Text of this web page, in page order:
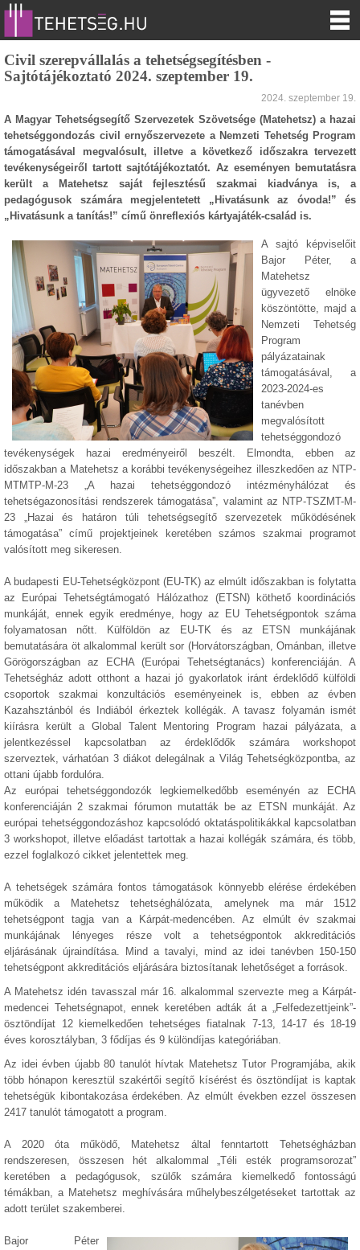
Civil szerepvállalás a tehetségsegítésben -
Sajtótájékoztató 2024. szeptember 19.
2024. szeptember 19.
A Magyar Tehetségsegítő Szervezetek Szövetsége (Matehetsz) a hazai
tehetséggondozás civil ernyőszervezete a Nemzeti Tehetség Program
támogatásával megvalósult, illetve a következő időszakra tervezett
tevékenységeiről tartott sajtótájékoztatót. Az eseményen bemutatásra
került a Matehetsz saját fejlesztésű szakmai kiadványa is, a
pedagógusok számára megjelentetett „Hivatásunk az óvoda!” és
„Hivatásunk a tanítás!” című önreflexiós kártyajáték-család is.
A sajtó képviselőit
Bajor Péter, a
Matehetsz
ügyvezető elnöke
köszöntötte, majd a
Nemzeti Tehetség
Program
pályázatainak
támogatásával, a
2023-2024-es
tanévben
megvalósított
tehetséggondozó
tevékenységek hazai eredményeiről beszélt. Elmondta, ebben az
időszakban a Matehetsz a korábbi tevékenységeihez illeszkedően az NTP-
MTMTP-M-23 „A hazai tehetséggondozó intézményhálózat és
tehetségazonosítási rendszerek támogatása”, valamint az NTP-TSZMT-M-
23 „Hazai és határon túli tehetségsegítő szervezetek működésének
támogatása” című projektjeinek keretében számos szakmai programot
valósított meg sikeresen.
A budapesti EU-Tehetségközpont (EU-TK) az elmúlt időszakban is folytatta
az Európai Tehetségtámogató Hálózathoz (ETSN) köthető koordinációs
munkáját, ennek egyik eredménye, hogy az EU Tehetségpontok száma
folyamatosan nőtt. Külföldön az EU-TK és az ETSN munkájának
bemutatására öt alkalommal került sor (Horvátországban, Ománban, illetve
Görögországban az ECHA (Európai Tehetségtanács) konferenciáján. A
Tehetségház adott otthont a hazai jó gyakorlatok iránt érdeklődő külföldi
csoportok szakmai konzultációs eseményeinek is, ebben az évben
Kazahsztánból és Indiából érkeztek kollégák. A tavasz folyamán ismét
kiírásra került a Global Talent Mentoring Program hazai pályázata, a
jelentkezéssel kapcsolatban az érdeklődők számára workshopot
szerveztek, várhatóan 3 diákot delegálnak a Világ Tehetségközpontba, az
ottani újabb fordulóra.
Az európai tehetséggondozók legkiemelkedőbb eseményén az ECHA
konferenciáján 2 szakmai fórumon mutatták be az ETSN munkáját. Az
európai tehetséggondozáshoz kapcsolódó oktatáspolitikákkal kapcsolatban
3 workshopot, illetve előadást tartottak a hazai kollégák számára, és több,
ezzel foglalkozó cikket jelentettek meg.
A tehetségek számára fontos támogatások könnyebb elérése érdekében
működik a Matehetsz tehetséghálózata, amelynek ma már 1512
tehetségpont tagja van a Kárpát-medencében. Az elmúlt év szakmai
munkájának lényeges része volt a tehetségpontok akkreditációs
eljárásának újraindítása. Mind a tavalyi, mind az idei tanévben 150-150
tehetségpont akkreditációs eljárására biztosítanak lehetőséget a források.
A Matehetsz idén tavasszal már 16. alkalommal szervezte meg a Kárpát-
medencei Tehetségnapot, ennek keretében adták át a „Felfedezettjeink”-
ösztöndíjat 12 kiemelkedően tehetséges fiatalnak 7-13, 14-17 és 18-19
éves korosztályban, 3 fődíjas és 9 különdíjas kategóriában.
Az idei évben újabb 80 tanulót hívtak Matehetsz Tutor Programjába, akik
több hónapon keresztül szakértői segítő kísérést és ösztöndíjat is kaptak
tehetségük kibontakozása érdekében. Az elmúlt években ezzel összesen
2417 tanulót támogatott a program.
A 2020 óta működő, Matehetsz által fenntartott Tehetségházban
rendszeresen, összesen hét alkalommal „Téli esték programsorozat”
keretében a pedagógusok, szülők számára kiemelkedő fontosságú
témákban, a Matehetsz meghívására műhelybeszélgetéseket tartottak az
adott terület szakemberei.
Bajor Péter